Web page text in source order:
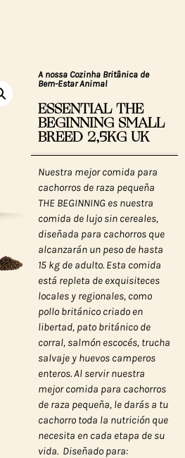
A nossa Cozinha Britânica de
Bem-Estar Animal
ESSENTIAL THE
BEGINNING SMALL
BREED 2,5KG UK
Nuestra mejor comida para
cachorros de raza pequeña
THE BEGINNING es nuestra
comida de lujo sin cereales,
diseñada para cachorros que
alcanzarán un peso de hasta
15 kg de adulto. Esta comida
está repleta de exquisiteces
locales y regionales, como
pollo británico criado en
libertad, pato británico de
corral, salmón escocés, trucha
salvaje y huevos camperos
enteros. Al servir nuestra
mejor comida para cachorros
de raza pequeña, le darás a tu
cachorro toda la nutrición que
necesita en cada etapa de su
vida. Diseñado para: